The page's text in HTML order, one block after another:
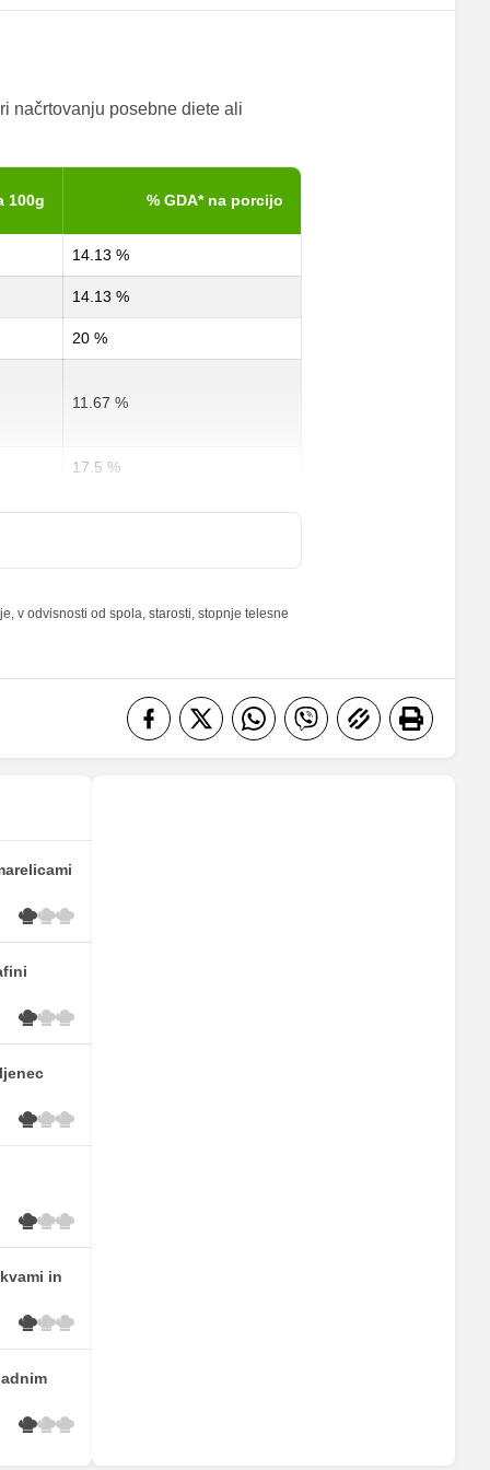
načrtovanju posebne diete ali
100g % GDA* na porcijo
14.13 %
14.13 %
20 %
11.67 %
17.5 %
22.5 %
v odvisnosti od spola, starosti, stopnje telesne
in